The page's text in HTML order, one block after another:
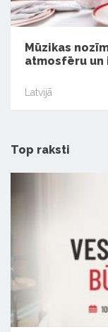
Mūzikas
atmosfēru
Latvijā
Top raksti